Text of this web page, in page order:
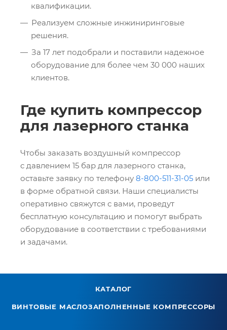
квалификации.
Реализуем сложные инжиниринговые
решения.
За 17 лет подобрали и поставили надежное
оборудование для более чем 30 000 наших
клиентов.
Где купить компрессор
для лазерного станка
Чтобы заказать воздушный компрессор
с давлением 15 бар для лазерного станка,
оставьте заявку по телефону 8-800-511-31-05 или
в форме обратной связи. Наши специалисты
оперативно свяжутся с вами, проведут
бесплатную консультацию и помогут выбрать
оборудование в соответствии с требованиями
и задачами.
КАТАЛОГ
ВИНТОВЫЕ МАСЛОЗАПОЛНЕННЫЕ КОМПРЕССОРЫ